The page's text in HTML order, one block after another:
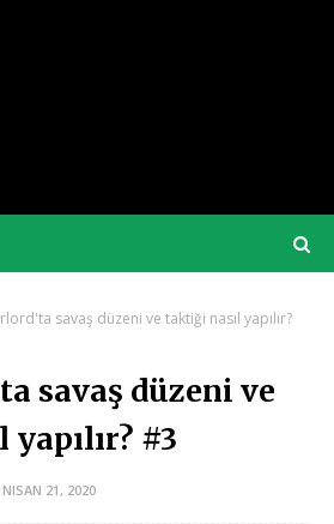
savaş düzeni ve taktiği nasıl yapılır?
savaş düzeni ve
#3
NISAN 21, 2020